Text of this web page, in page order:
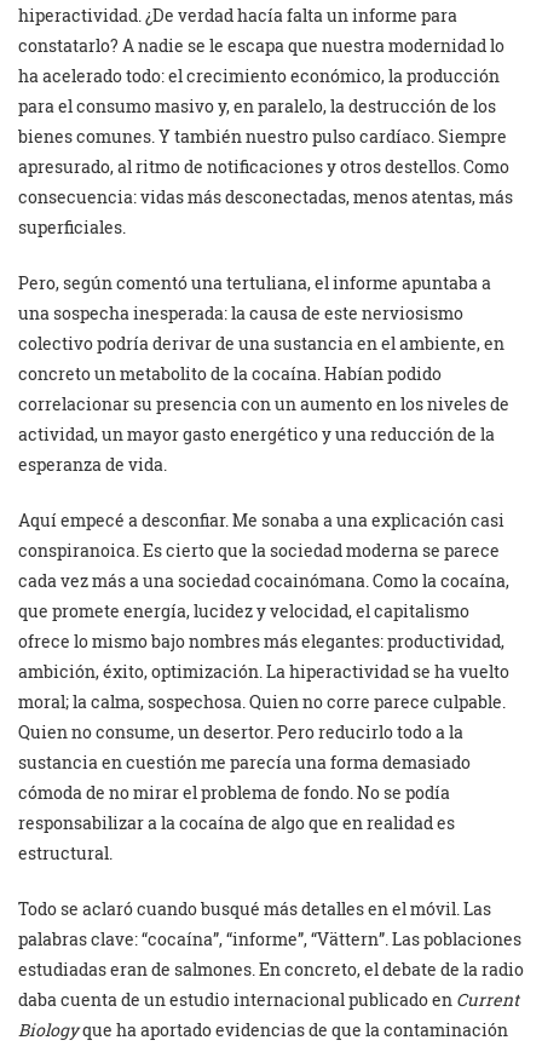
hiperactividad. ¿De verdad hacía falta un informe para
constatarlo? A nadie se le escapa que nuestra modernidad lo
ha acelerado todo: el crecimiento económico, la producción
para el consumo masivo y, en paralelo, la destrucción de los
bienes comunes. Y también nuestro pulso cardíaco. Siempre
apresurado, al ritmo de notificaciones y otros destellos. Como
consecuencia: vidas más desconectadas, menos atentas, más
superficiales.
Pero, según comentó una tertuliana, el informe apuntaba a
una sospecha inesperada: la causa de este nerviosismo
colectivo podría derivar de una sustancia en el ambiente, en
concreto un metabolito de la cocaína. Habían podido
correlacionar su presencia con un aumento en los niveles de
actividad, un mayor gasto energético y una reducción de la
esperanza de vida.
Aquí empecé a desconfiar. Me sonaba a una explicación casi
conspiranoica. Es cierto que la sociedad moderna se parece
cada vez más a una sociedad cocainómana. Como la cocaína,
que promete energía, lucidez y velocidad, el capitalismo
ofrece lo mismo bajo nombres más elegantes: productividad,
ambición, éxito, optimización. La hiperactividad se ha vuelto
moral; la calma, sospechosa. Quien no corre parece culpable.
Quien no consume, un desertor. Pero reducirlo todo a la
sustancia en cuestión me parecía una forma demasiado
cómoda de no mirar el problema de fondo. No se podía
responsabilizar a la cocaína de algo que en realidad es
estructural.
Todo se aclaró cuando busqué más detalles en el móvil. Las
palabras clave: “cocaína”, “informe”, “Vättern”. Las poblaciones
estudiadas eran de salmones. En concreto, el debate de la radio
daba cuenta de un estudio internacional publicado en Current
Biologyque ha aportado evidencias de que la contaminación